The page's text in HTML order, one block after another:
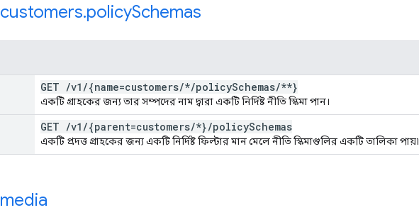
customers.policySchemas
GET /v1 /{name=customers/*/policySchemas/**}
একটি গ্রাহকের জন্য তার সম্পদের নাম দ্বারা একটি নির্দিষ্ট নীতি স্কিমা পান।
GET /v1 /{parent=customers/*}/policySchemas
একটি প্রদত্ত গ্রাহকের জন্য একটি নির্দিষ্ট ফিল্টার মান মেলে নীতি স্কিমাগুলির একটি তালিকা পায়৷
media